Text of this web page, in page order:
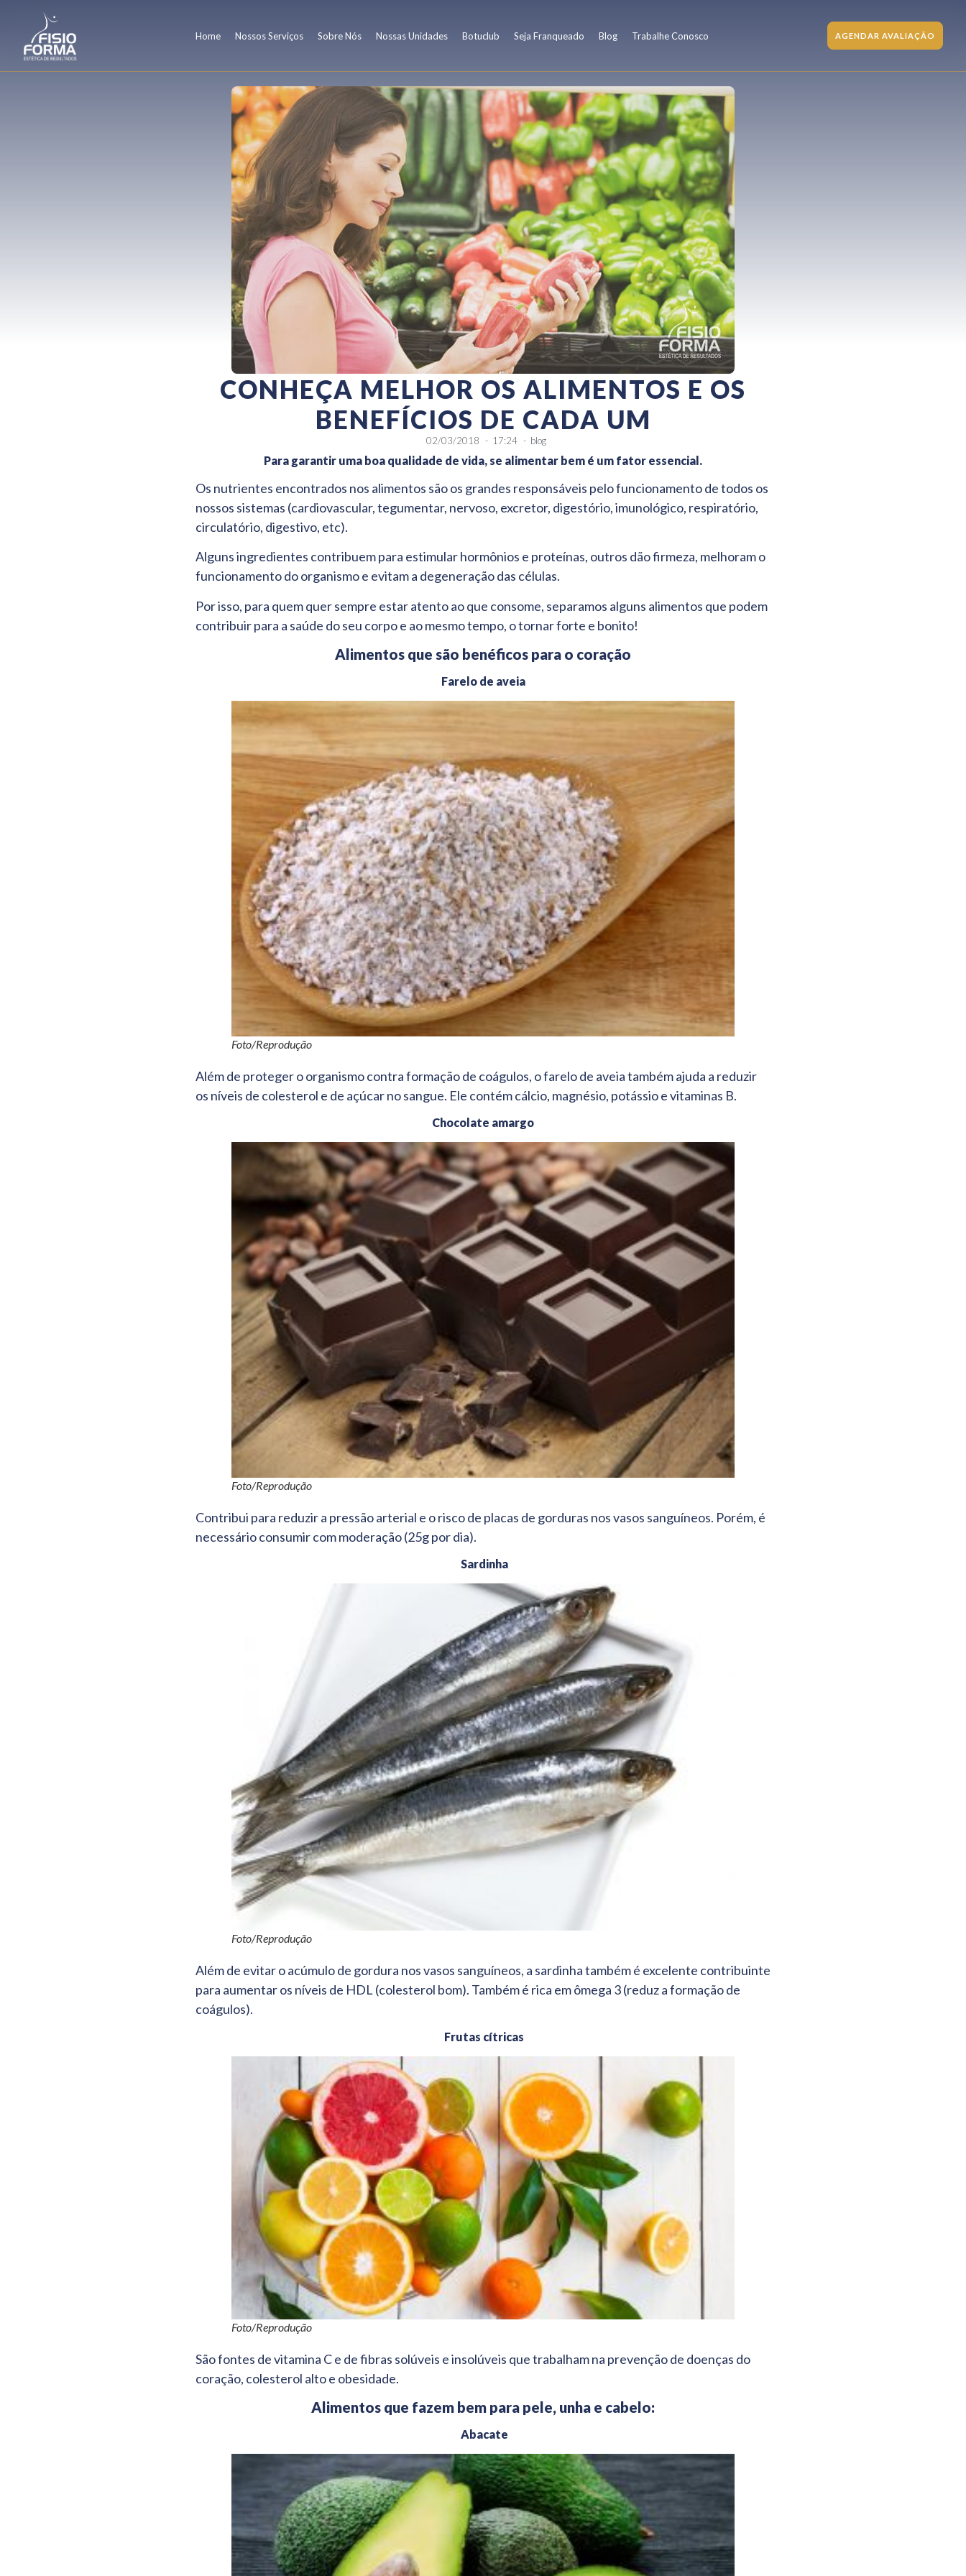
Home Nossos Serviços Sobre Nós Nossas Unidades Botuclub Seja Franqueado Blog Trabalhe Conosco AGENDAR AVALIAÇÃO
CONHEÇA MELHOR OS ALIMENTOS E OS
BENEFÍCIOS DE CADA UM
02/03/2018 - 17:24 - blog
Para garantir uma boa qualidade de vida, se alimentar bem é um fator essencial.
Os nutrientes encontrados nos alimentos são os grandes responsáveis pelo funcionamento de todos os
nossos sistemas (cardiovascular, tegumentar, nervoso, excretor, digestório, imunológico, respiratório,
circulatório, digestivo, etc).
Alguns ingredientes contribuem para estimular hormônios e proteínas, outros dão firmeza, melhoram o
funcionamento do organismo e evitam a degeneração das células.
Por isso, para quem quer sempre estar atento ao que consome, separamos alguns alimentos que podem
contribuir para a saúde do seu corpo e ao mesmo tempo, o tornar forte e bonito!
Alimentos que são benéficos para o coração
Farelo de aveia
Foto/Reprodução
Além de proteger o organismo contra formação de coágulos, o farelo de aveia também ajuda a reduzir
os níveis de colesterol e de açúcar no sangue. Ele contém cálcio, magnésio, potássio e vitaminas B.
Chocolate amargo
Foto/Reprodução
Contribui para reduzir a pressão arterial e o risco de placas de gorduras nos vasos sanguíneos. Porém, é
necessário consumir com moderação (25g por dia).
Sardinha
Foto/Reprodução
Além de evitar o acúmulo de gordura nos vasos sanguíneos, a sardinha também é excelente contribuinte
para aumentar os níveis de HDL (colesterol bom). Também é rica em ômega 3 (reduz a formação de
coágulos).
Frutas cítricas
Foto/Reprodução
São fontes de vitamina C e de fibras solúveis e insolúveis que trabalham na prevenção de doenças do
coração, colesterol alto e obesidade.
Alimentos que fazem bem para pele, unha e cabelo:
Abacate